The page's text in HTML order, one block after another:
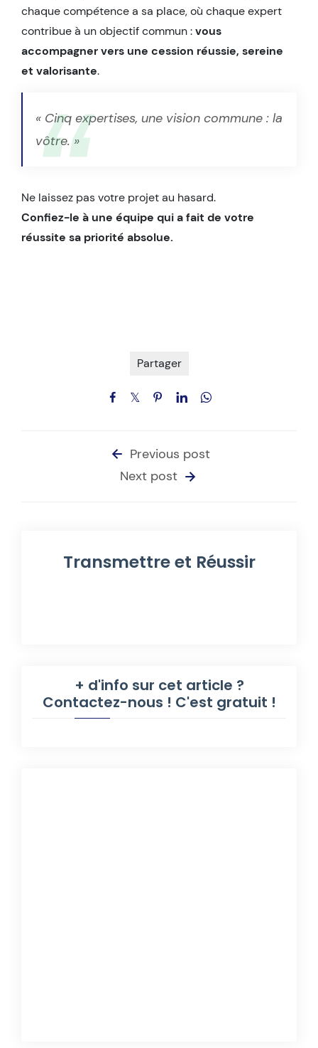
chaque compétence a sa place, où chaque expert
contribue à un objectif commun :vous
accompagner vers une cession réussie, sereine
et valorisante.
« Cinq expertises, une vision commune : la
vôtre. »
Ne laissez pas votre projet au hasard.
Confiez-le à une équipe qui a fait de votre
réussite sa priorité absolue.
Partager
Previous post
Next post
Transmettre et Réussir
+ d'info sur cet article ?
Contactez-nous ! C'est gratuit !